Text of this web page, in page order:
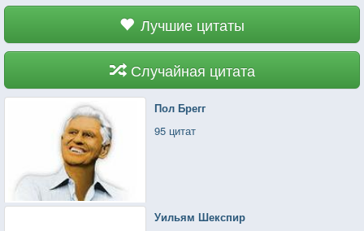
Лучшие цитаты
Случайная цитата
Пол Брегг
95 цитат
Уильям Шекспир